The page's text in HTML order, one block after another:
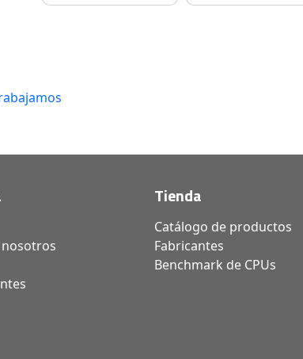
Tienda
Catálogo de productos
Fabricantes
Benchmark de CPUs